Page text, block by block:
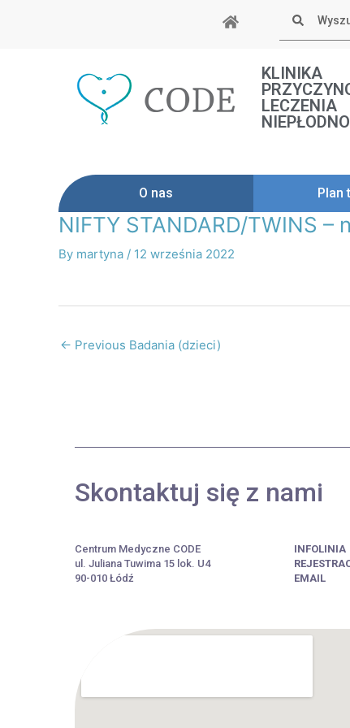
KLINIKA
LECZENIA
O nas Plan
NIFTY STANDARD/TWINS
By martyna / 12 września 2022
Post
← Previous Badania (dzieci)
Skontaktuj się z nami
Centrum Medyczne CODE
ul. Juliana Tuwima 15 lok. U4
90-010 Łódź
INFOLINIA
EMAIL